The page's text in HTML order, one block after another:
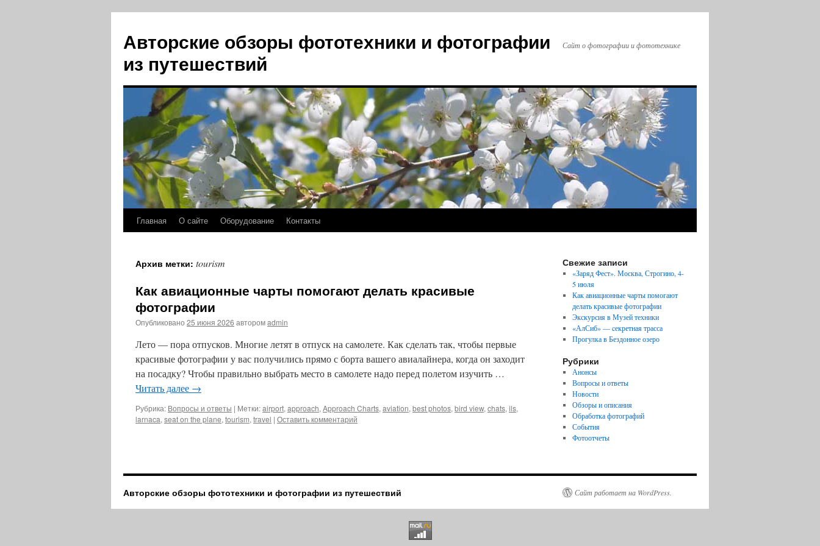
Авторские обзоры фототехники и фотографии
из путешествий
Сайт о фотографии и фототехнике
Перейти
содержимому
Главная О сайте Оборудование Контакты
Архив метки: tourism
Как авиационные чарты помогают делать красивые
фотографии
Опубликовано 25 июня 2026 авторомadmin
Лето — пора отпусков. Многие летят в отпуск на самолете. Как сделать так, чтобы первые
красивые фотографии у вас получились прямо с борта вашего авиалайнера, когда он заходит
на посадку? Чтобы правильно выбрать место в самолете надо перед полетом изучить …
Читать далее →
Рубрика: Вопросы и ответы | Метки:airport, approach, Approach Charts, aviation, best photos, bird view, chats, ils,
larnaca, seat on the plane, tourism, travel | Оставить комментарий
Свежие записи
«Заряд Фест». Москва, Строгино, 4-
5 июля
Как авиационные чарты помогают
делать красивые фотографии
Экскурсия в Музей техники
«АлСиб» — cекретная трасса
Прогулка в Бездонное озеро
Рубрики
Анонсы
Вопросы и ответы
Новости
Обзоры и описания
Обработка фотографий
События
Фотоотчеты
Авторские обзоры фототехники и фотографии из путешествий Сайт работает на WordPress.